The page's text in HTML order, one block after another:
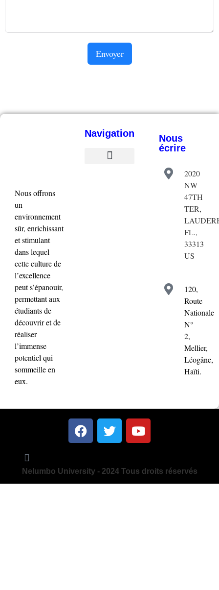
Envoyer
Nous offrons
un
environnement
sûr, enrichissant
et stimulant
dans lequel
cette culture de
l’excellence
peut s’épanouir,
permettant aux
étudiants de
découvrir et de
réaliser
l’immense
potentiel qui
sommeille en
eux.
Navigation
Nous
écrire
2020
NW
47TH
TER,
FL.,
33313
US
120,
Route
Nationale
N°
2,
Mellier,
Léogâne,
Haïti.
Nelumbo University - 2024 Tous droits réservés